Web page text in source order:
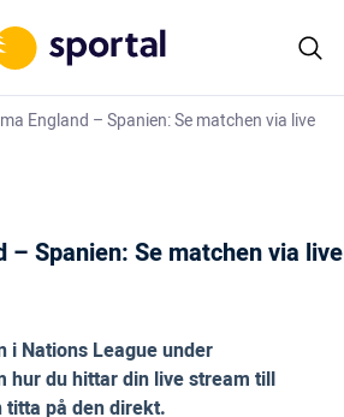
England – Spanien: Se matchen via live
– Spanien: Se matchen via live
i Nations League under
hur du hittar din live stream till
titta på den direkt.